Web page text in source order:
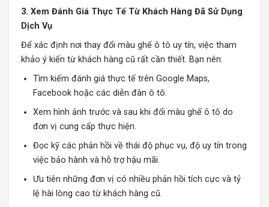
3. Xem Đánh Giá Thực Tế Từ Khách Hàng Đã Sử Dụng
Dịch Vụ
Để xác định nơi thay đổi màu ghế ô tô uy tín, việc tham
khảo ý kiến từ khách hàng cũ rất cần thiết. Bạn nên:
Tìm kiếm đánh giá thực tế trên Google Maps,
Facebook hoặc các diễn đàn ô tô.
Xem hình ảnh trước và sau khi đổi màu ghế ô tô do
đơn vị cung cấp thực hiện.
Đọc kỹ các phản hồi về thái độ phục vụ, độ uy tín trong
việc bảo hành và hỗ trợ hậu mãi.
Ưu tiên những đơn vị có nhiều phản hồi tích cực và tỷ
lệ hài lòng cao từ khách hàng cũ.